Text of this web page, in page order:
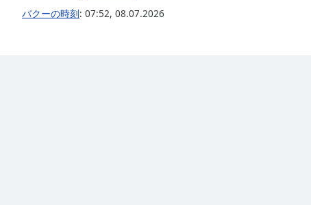
Beginning
バクーの時刻: 07:52, 08.07.2026